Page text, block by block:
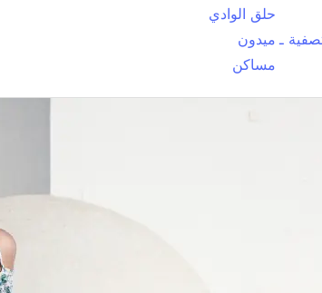
حلق الوادي
ـ ميدون
مساكن